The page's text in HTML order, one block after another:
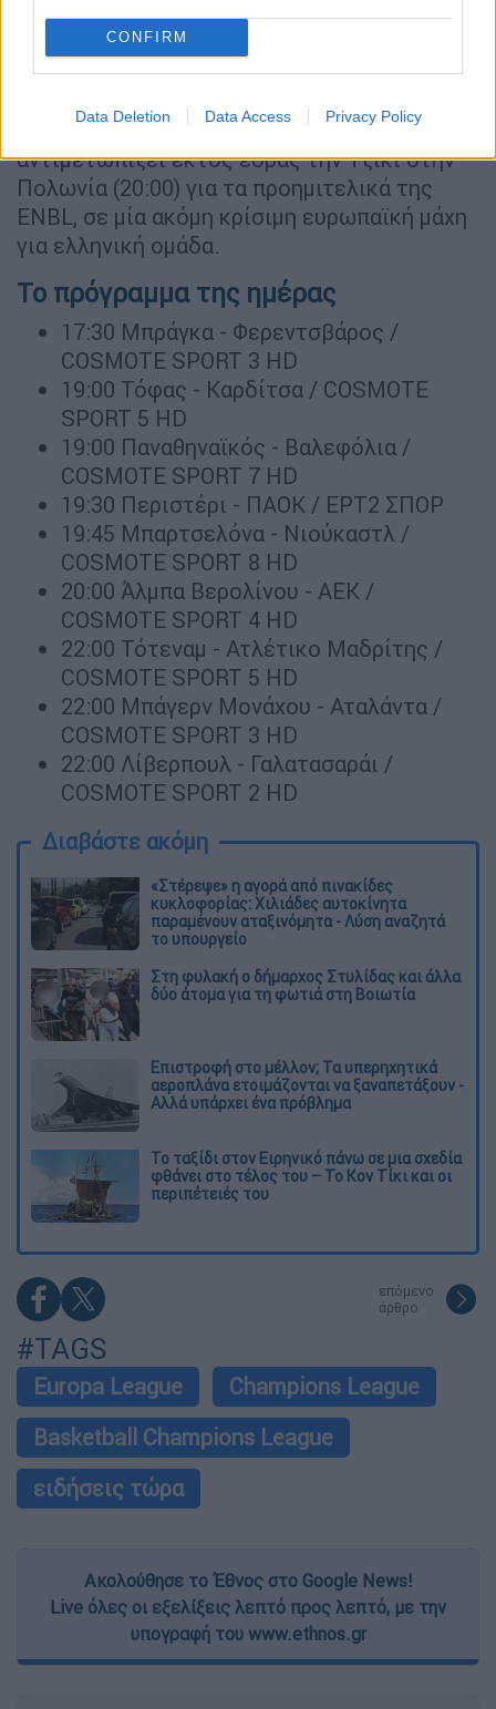
CONFIRM
Data Deletion Data Access Privacy Policy
Για το FIBA Europe Cup, το Περιστέρι
Betsson υποδέχεται τον ΠΑΟΚ (19:30, ΕΡΤ 2),
με τους φιλοξενούμενους να έχουν ισχυρό
προβάδισμα πρόκρισης μετά το 101-77 του
πρώτου αγώνα. Την ίδια ώρα, ο Ηρακλής
αντιμετωπίζει εκτός έδρας την Τζίκι στην
Πολωνία (20:00) για τα προημιτελικά της
ENBL, σε μία ακόμη κρίσιμη ευρωπαϊκή μάχη
για ελληνική ομάδα.
To πρόγραμμα της ημέρας
17:30 Μπράγκα - Φερεντσβάρος /
COSMOTE SPORT 3 HD
19:00 Τόφας - Καρδίτσα / COSMOTE
SPORT 5 HD
19:00 Παναθηναϊκός - Βαλεφόλια /
COSMOTE SPORT 7 HD
19:30 Περιστέρι - ΠΑΟΚ / ΕΡΤ2 ΣΠΟΡ
19:45 Μπαρτσελόνα - Νιούκαστλ /
COSMOTE SPORT 8 HD
20:00 Άλμπα Βερολίνου - ΑΕΚ /
COSMOTE SPORT 4 HD
22:00 Τότεναμ - Ατλέτικο Μαδρίτης /
COSMOTE SPORT 5 HD
22:00 Μπάγερν Μονάχου - Αταλάντα /
COSMOTE SPORT 3 HD
22:00 Λίβερπουλ - Γαλατασαράι /
COSMOTE SPORT 2 HD
Διαβάστε ακόμη
«Στέρεψε» η αγορά από πινακίδες
κυκλοφορίας: Χιλιάδες αυτοκίνητα
παραμένουν αταξινόμητα - Λύση αναζητά
το υπουργείο
Στη φυλακή ο δήμαρχος Στυλίδας και άλλα
δύο άτομα για τη φωτιά στη Βοιωτία
Επιστροφή στο μέλλον; Τα υπερηχητικά
αεροπλάνα ετοιμάζονται να ξαναπετάξουν -
Αλλά υπάρχει ένα πρόβλημα
Το ταξίδι στον Ειρηνικό πάνω σε μια σχεδία
φθάνει στο τέλος του – Το Κον Τίκι και οι
περιπέτειές του
επόμενο
άρθρο
#TAGS
Europa League
Champions League
Basketball Champions League
ειδήσεις τώρα
Ακολούθησε το Έθνος στο Google News!
Live όλες οι εξελίξεις λεπτό προς λεπτό, με την
υπογραφή του www.ethnos.gr